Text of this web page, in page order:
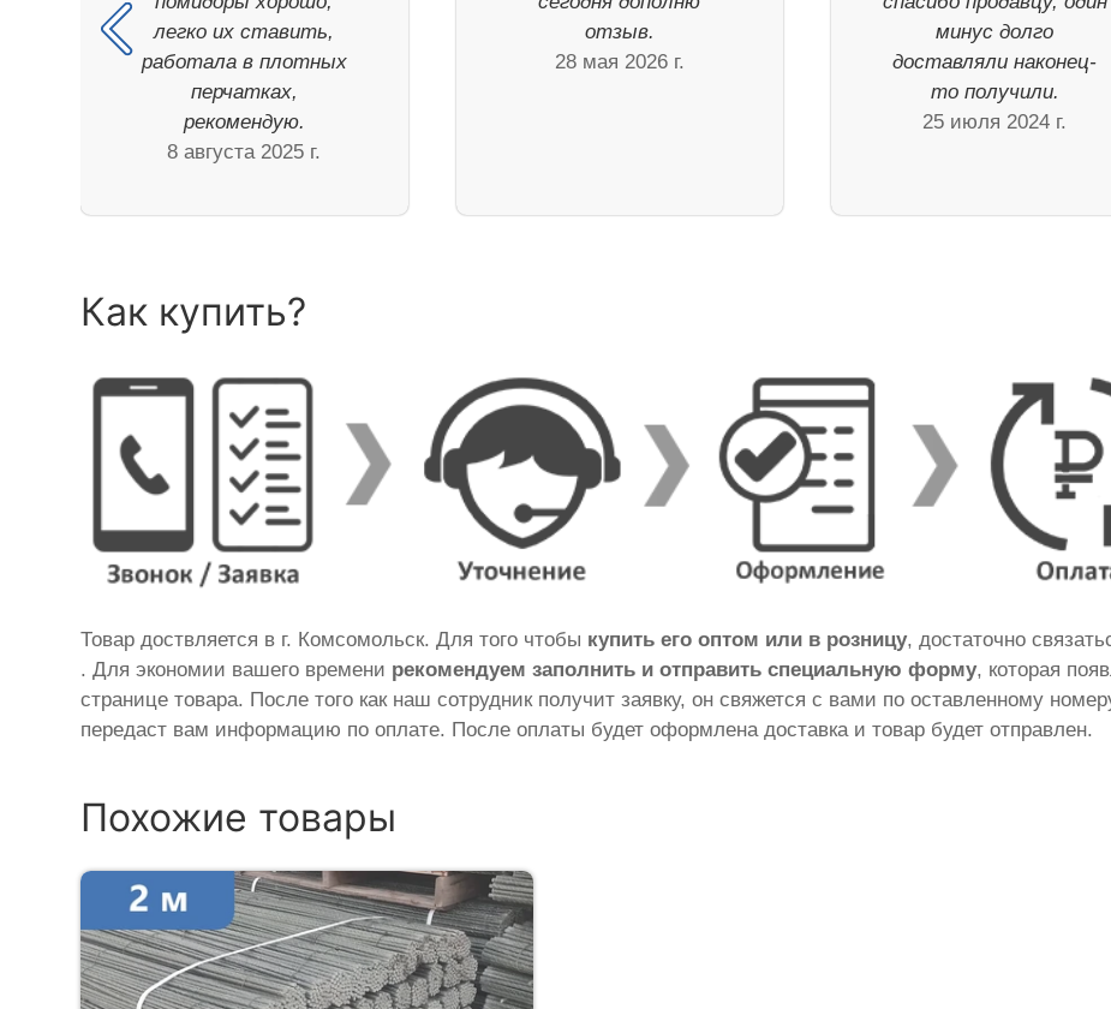
легко их ставить,
работала в плотных
перчатках,
рекомендую.
8 августа 2025 г.
отзыв.
28 мая 2026 г.
минус долго
доставляли наконец-
то получили.
25 июля 2024 г.
Как купить?
Товар доствляется в г. Комсомольск. Для того чтобы купить его оптом или в розницу, достаточно
. Для экономии вашего времени рекомендуем заполнить и отправить специальную форму, которая
странице товара. После того как наш сотрудник получит заявку, он свяжется с вами по оставленному
передаст вам информацию по оплате. После оплаты будет оформлена доставка и товар будет отправлен.
Похожие товары